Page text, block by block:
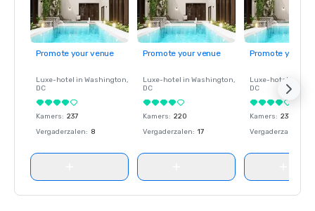
Promote your venue
Luxe-hotel in Washington,
DC
Kamers: 237
Vergaderzalen: 8
Promote your venue
Luxe-hotel in Washington,
DC
Kamers: 220
Vergaderzalen: 17
Promote your
Luxe-hotel in
DC
Kamers: 237
Vergaderzalen